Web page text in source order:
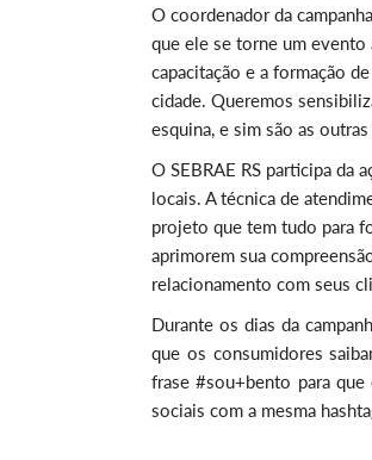
O coordenador da
que ele se torne um evento
capacitação e a formação
cidade. Queremos
esquina, e sim são as outras
O SEBRAE RS participa da
locais. A técnica de
projeto que tem tudo para
aprimorem sua
relacionamento com seus
Durante os dias da
que os consumidores
frase #sou+bento para
sociais com a mesma